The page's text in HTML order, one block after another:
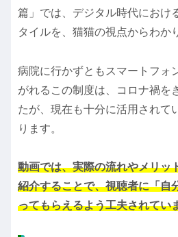
篇」では、デジタル時代におけ
タイルを、猫猫の視点からわか
病院に行かずともスマートフォ
がれるこの制度は、コロナ禍を
たが、現在も十分に活用されて
ります。
動画では、実際の流れやメリッ
紹介することで、視聴者に「自
ってもらえるよう工夫されてい